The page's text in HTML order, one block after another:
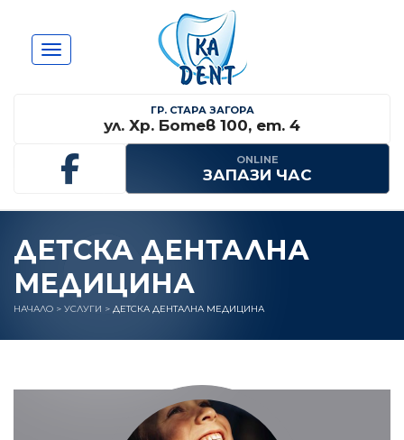
ГР. СТАРА ЗАГОРА
ул. Хр. Ботев 100, ет. 4
ONLINE
ЗАПАЗИ ЧАС
Toggle navigation
ДЕТСКА ДЕНТАЛНА
МЕДИЦИНА
НАЧАЛО > УСЛУГИ > ДЕТСКА ДЕНТАЛНА МЕДИЦИНА